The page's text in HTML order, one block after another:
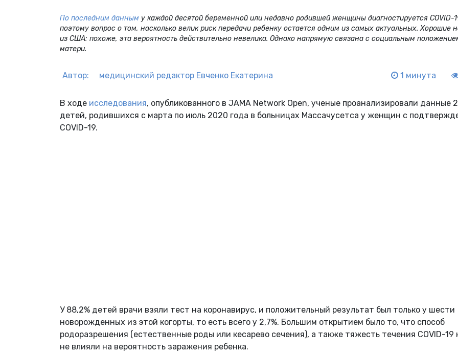
По последним данным у каждой десятой беременной или недавно родившей женщины диагностируется COVID-
поэтому вопрос о том, насколько велик риск передачи ребенку остается одним из самых актуальных. Хорошие
из США: похоже, эта вероятность действительно невелика. Однако напрямую связана с социальным
матери.
Автор: медицинский редактор Евченко Екатерина 1 минута
В ходе исследования, опубликованного в JAMA Network Open, ученые проанализировали данные
детей, родившихся с марта по июль 2020 года в больницах Массачусетса у женщин с
COVID-19.
У 88,2% детей врачи взяли тест на коронавирус, и положительный результат был только у шести
новорожденных из этой когорты, то есть всего у 2,7%. Большим открытием было то, что способ
родоразрешения (естественные роды или кесарево сечения), а также тяжесть течения COVID-19
не влияли на вероятность заражения ребенка.